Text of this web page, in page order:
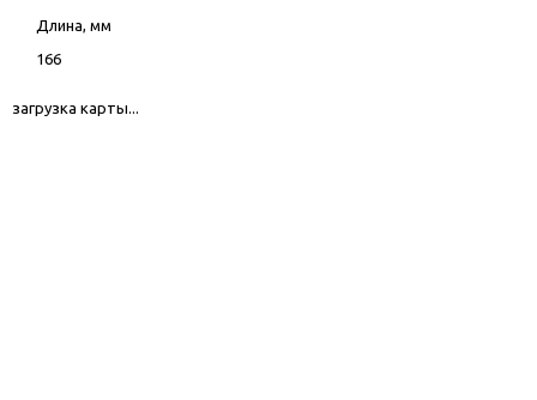
Длина, мм
166
загрузка карты...